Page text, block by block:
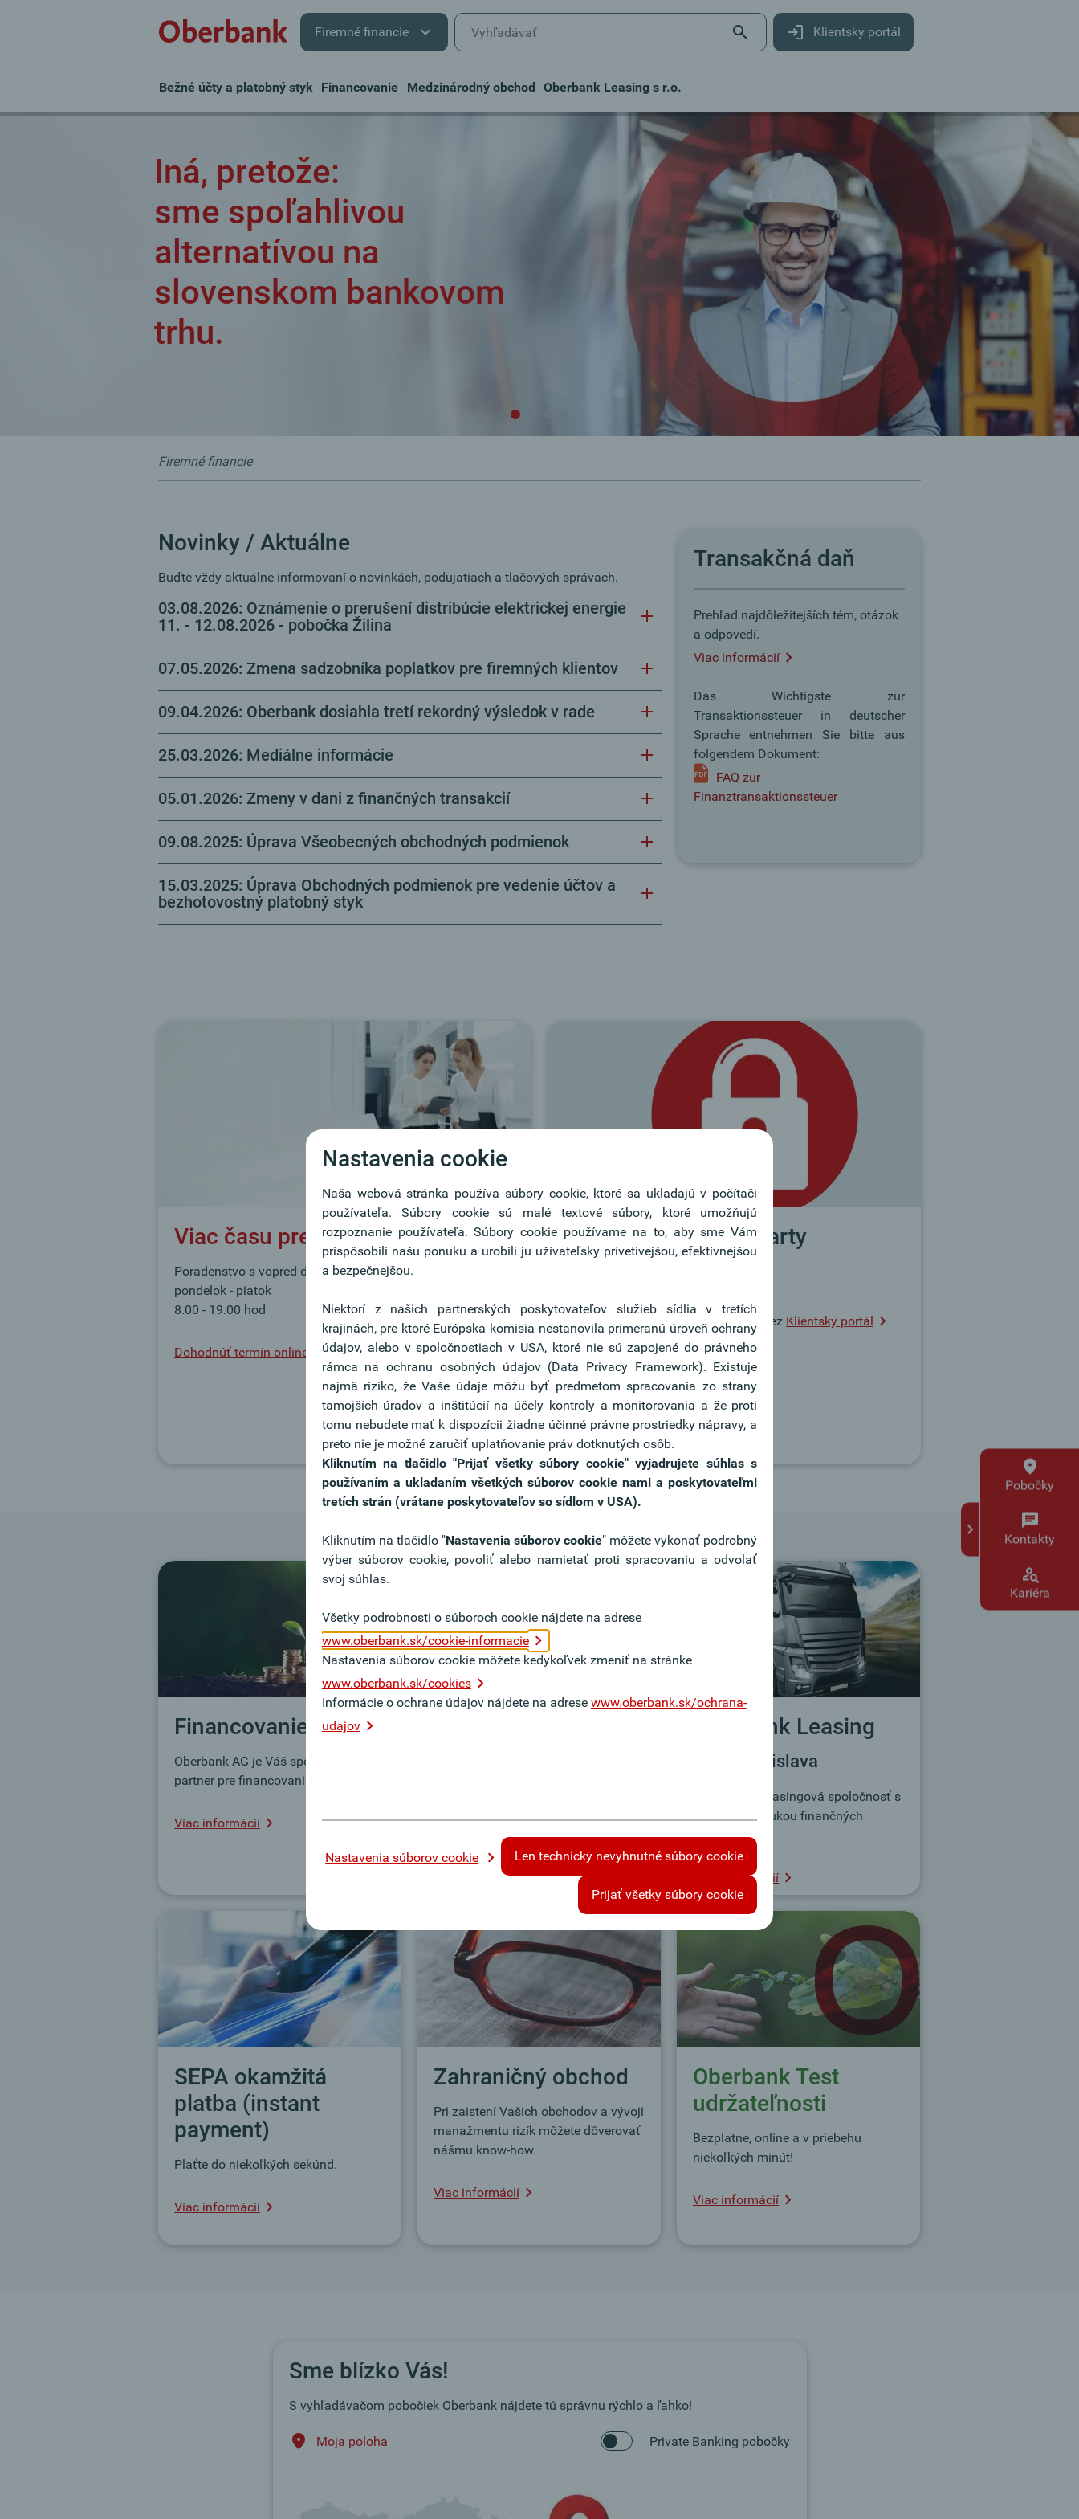
Firemné financie Klientsky portál
Bežné účty a platobný styk Financovanie Medzinárodný obchod Oberbank Leasing s r.o.
Iná, pretože:
sme spoľahlivou
alternatívou na
slovenskom bankovom
trhu.
Firemné financie
Novinky / Aktuálne
Buďte vždy aktuálne informovaní o novinkách, podujatiach a tlačových správach.
03.08.2026: Oznámenie o prerušení distribúcie elektrickej energie
11. - 12.08.2026 - pobočka Žilina
07.05.2026: Zmena sadzobníka poplatkov pre firemných klientov
09.04.2026: Oberbank dosiahla tretí rekordný výsledok v rade
25.03.2026: Mediálne informácie
05.01.2026: Zmeny v dani z finančných transakcií
09.08.2025: Úprava Všeobecných obchodných podmienok
15.03.2025: Úprava Obchodných podmienok pre vedenie účtov a
bezhotovostný platobný styk
Transakčná daň
Prehľad najdôležitejších tém, otázok
a odpovedí.
Viac informácií
Das Wichtigste zur
Transaktionssteuer in deutscher
Sprache entnehmen Sie bitte aus
folgendem Dokument:
FAQ zur
Finanztransaktionssteuer
Viac času pre vás!
Poradenstvo s vopred dohodnutým termínom:
pondelok - piatok
8.00 - 19.00 hod
Dohodnúť termín online
Blokácia platobnej karty
Oberbank
Okamžitá blokácia 24 hodín denne cez Klientsky portál
Formulár pre blokáciu
Financovanie
Oberbank AG je Váš spoľahlivý
partner pre financovanie.
Viac informácií
Viac informácií
Oberbank Leasing
s r.o., Bratislava
Univerzálna leasingová spoločnosť s
ucelenou ponukou finančných
produktov.
Viac informácií
SEPA okamžitá
platba (instant
payment)
Plaťte do niekoľkých sekúnd.
Viac informácií
Zahraničný obchod
Pri zaistení Vašich obchodov a vývoji
manažmentu rizík môžete dôverovať
nášmu know-how.
Viac informácií
Oberbank Test
udržateľnosti
Bezplatne, online a v priebehu
niekoľkých minút!
Viac informácií
Sme blízko Vás!
S vyhľadávačom pobočiek Oberbank nájdete tú správnu rýchlo a ľahko!
Moja poloha Private Banking pobočky
Pobočky
Kontakty
Kariéra
Nastavenia cookie
Naša webová stránka používa súbory cookie, ktoré sa ukladajú v počítači
používateľa. Súbory cookie sú malé textové súbory, ktoré umožňujú
rozpoznanie používateľa. Súbory cookie používame na to, aby sme Vám
prispôsobili našu ponuku a urobili ju užívateľsky prívetivejšou, efektívnejšou
a bezpečnejšou.
Niektorí z našich partnerských poskytovateľov služieb sídlia v tretích
krajinách, pre ktoré Európska komisia nestanovila primeranú úroveň ochrany
údajov, alebo v spoločnostiach v USA, ktoré nie sú zapojené do právneho
rámca na ochranu osobných údajov (Data Privacy Framework). Existuje
najmä riziko, že Vaše údaje môžu byť predmetom spracovania zo strany
tamojších úradov a inštitúcií na účely kontroly a monitorovania a že proti
tomu nebudete mať k dispozícii žiadne účinné právne prostriedky nápravy, a
preto nie je možné zaručiť uplatňovanie práv dotknutých osôb.
Kliknutím na tlačidlo "Prijať všetky súbory cookie" vyjadrujete súhlas s
používaním a ukladaním všetkých súborov cookie nami a poskytovateľmi
tretích strán (vrátane poskytovateľov so sídlom v USA).
Kliknutím na tlačidlo "Nastavenia súborov cookie" môžete vykonať podrobný
výber súborov cookie, povoliť alebo namietať proti spracovaniu a odvolať
svoj súhlas.
Všetky podrobnosti o súboroch cookie nájdete na adrese
www.oberbank.sk/cookie-informacie
Nastavenia súborov cookie môžete kedykoľvek zmeniť na stránke
www.oberbank.sk/cookies
Informácie o ochrane údajov nájdete na adrese www.oberbank.sk/ochrana-
udajov
Nastavenia súborov cookie Len technicky nevyhnutné súbory cookie
Prijať všetky súbory cookie